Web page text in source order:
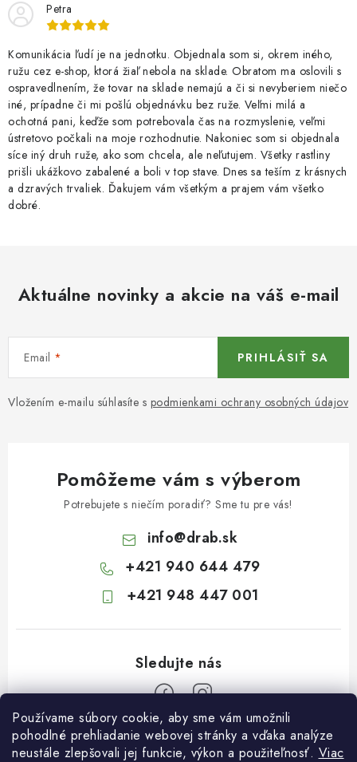
Používame súbory cookie, aby sme vám umožnili
pohodlné prehliadanie webovej stránky a vďaka analýze
neustále zlepšovali jej funkcie, výkon a použiteľnosť. Viac
Petra
Komunikácia ľudí je na jednotku. Objednala som si, okrem iného,
ružu cez e-shop, ktorá žiaľ nebola na sklade. Obratom ma oslovili s
ospravedlnením, že tovar na sklade nemajú a či si nevyberiem niečo
iné, prípadne či mi pošlú objednávku bez ruže. Veľmi milá a
ochotná pani, keďže som potrebovala čas na rozmyslenie, veľmi
ústretovo počkali na moje rozhodnutie. Nakoniec som si objednala
síce iný druh ruže, ako som chcela, ale neľutujem. Všetky rastliny
prišli ukážkovo zabalené a boli v top stave. Dnes sa teším z krásnych
a dzravých trvaliek. Ďakujem vám všetkým a prajem vám všetko
dobré.
Aktuálne novinky a akcie na váš e-mail
Email
Vložením e-mailu súhlasíte s podmienkami ochrany osobných údajov
PRIHLÁSIŤ SA
Pomôžeme vám s výberom
Potrebujete s niečím poradiť? Sme tu pre vás!
info@drab.sk
+421 940 644 479
+421 948 447 001